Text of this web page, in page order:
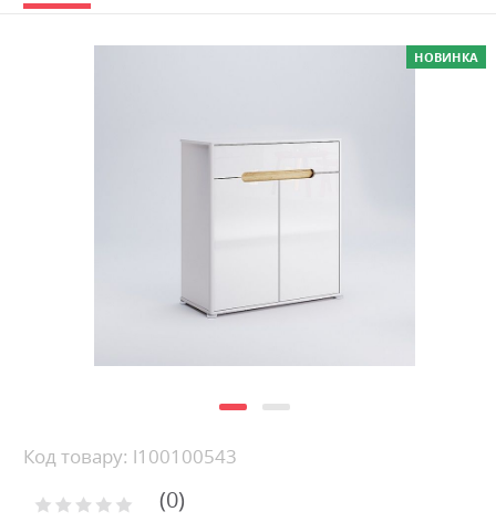
НОВИНКА
Skip
the
Код товару: l100100543
Рейтинг: 0